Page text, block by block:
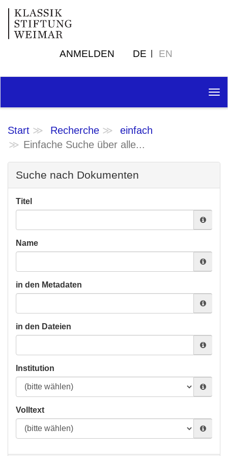
ANMELDEN DE EN
Start Recherche
einfach
Einfache Suche über alle...
Suche nach Dokumenten
Titel
Name
in den Metadaten
in den Dateien
Institution
Volltext